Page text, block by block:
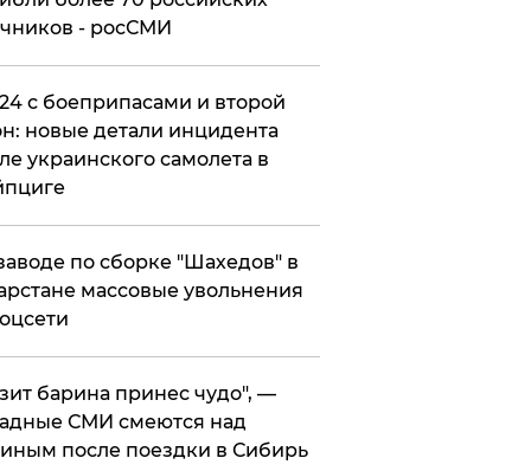
- росСМИ
с боеприпасами и второй
новые детали инцидента
украинского самолета в
по сборке "Шахедов" в
массовые увольнения
барина принес чудо", —
СМИ смеются над
после поездки в Сибирь